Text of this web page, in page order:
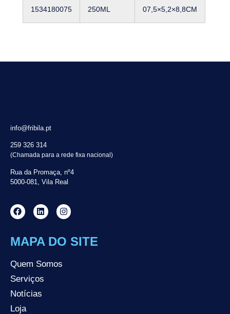
1534180075 250ML 07,5×5,2×8,8CM
info@fribila.pt
259 326 314
(Chamada para a rede fixa nacional)
Rua da Promaça, nº4
5000-081, Vila Real
MAPA DO SITE
Quem Somos
Serviços
Notícias
Loja